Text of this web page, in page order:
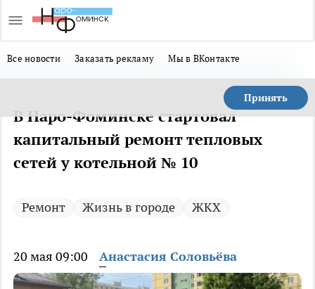
Все новости Заказать рекламу Мы в ВКонтакте
Принять
В Наро-Фоминске стартовал
капитальный ремонт тепловых
сетей у котельной № 10
Ремонт Жизнь в городе ЖКХ
20 мая 09:00 Анастасия Соловьёва